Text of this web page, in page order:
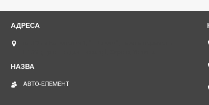
АВТО-ЕЛЕМЕНТ